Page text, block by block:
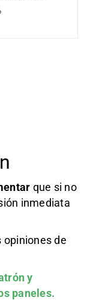
que si no
inmediata
opiniones de
y
paneles.